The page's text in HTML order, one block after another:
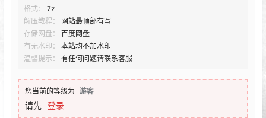
格式：
7z
解压教程：
网站最顶部有写
存储网盘：
百度网盘
有无水印：
本站均不加水印
温馨提示：
有任何问题请联系客服
您当前的等级为 游客
请先 登录